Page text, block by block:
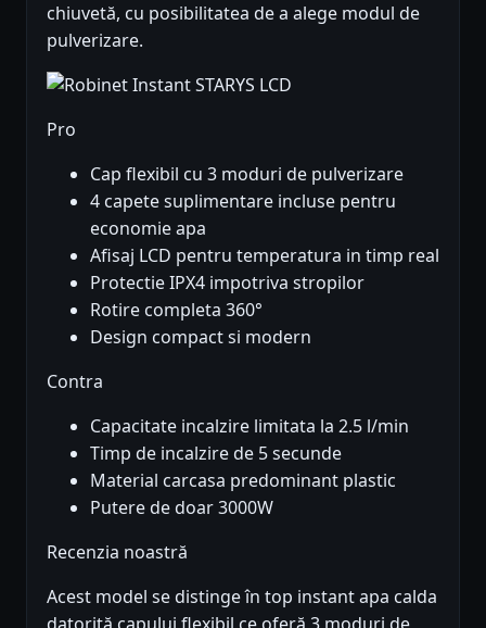
chiuvetă, cu posibilitatea de a alege modul de
pulverizare.
Pro
Cap flexibil cu 3 moduri de pulverizare
4 capete suplimentare incluse pentru
economie apa
Afisaj LCD pentru temperatura in timp real
Protectie IPX4 impotriva stropilor
Rotire completa 360°
Design compact si modern
Contra
Capacitate incalzire limitata la 2.5 l/min
Timp de incalzire de 5 secunde
Material carcasa predominant plastic
Putere de doar 3000W
Recenzia noastră
Acest model se distinge în top instant apa calda